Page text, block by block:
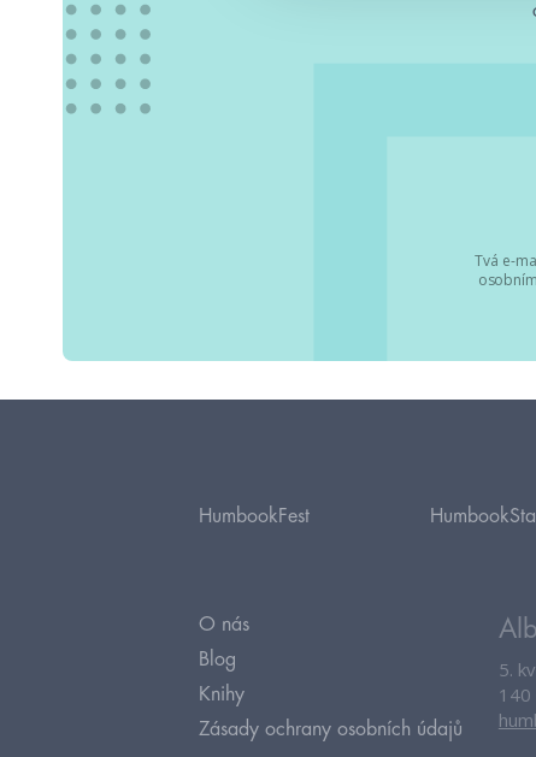
Tvá e-
HumbookFest
O nás
Blog
Knihy
Zásady ochrany osobních údajů
5.
140